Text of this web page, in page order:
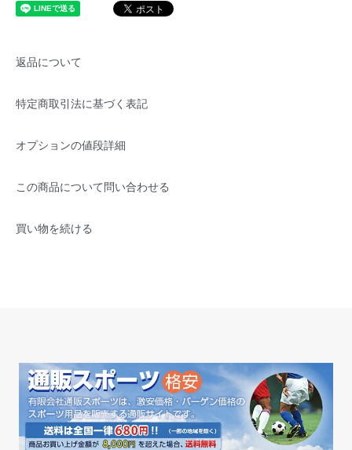
返品について
特定商取引法に基づく表記
オプションの値段詳細
この商品について問い合わせる
買い物を続ける